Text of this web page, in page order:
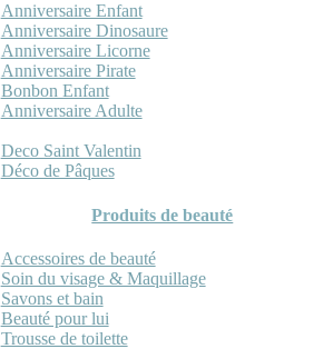
Anniversaire Enfant
Anniversaire Dinosaure
Anniversaire Licorne
Anniversaire Pirate
Bonbon Enfant
Anniversaire Adulte
Deco Saint Valentin
Déco de Pâques
Produits de beauté
Accessoires de beauté
Soin du visage & Maquillage
Savons et bain
Beauté pour lui
Trousse de toilette